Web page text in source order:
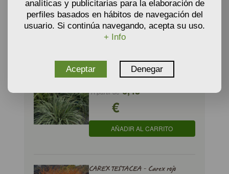
€
AÑADIR AL CARRITO
CAREX sp. - CAREX mix
A partir de6,48
€
AÑADIR AL CARRITO
CAREX TESTACEA - Carex rojo
analíticas y publicitarias para la elaboración de
perfiles basados en hábitos de navegación del
usuario. Si continúa navegando, acepta su uso.
+ Info
Aceptar Denegar